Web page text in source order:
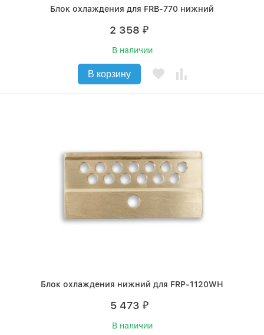
Блок охлаждения для FRB-770 нижний
2 358 ₽
В наличии
В корзину
Блок охлаждения нижний для FRP-1120WH
5 473 ₽
В наличии